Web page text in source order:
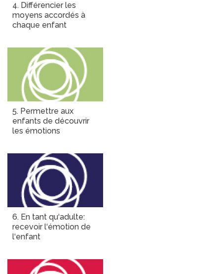
4. Différencier les
moyens accordés à
chaque enfant
5. Permettre aux
enfants de découvrir
les émotions
6. En tant qu‘adulte:
recevoir l‘émotion de
l‘enfant